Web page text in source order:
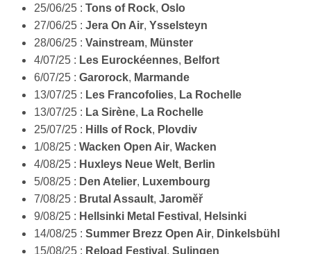
25/06/25 : Tons of Rock, Oslo
27/06/25 : Jera On Air, Ysselsteyn
28/06/25 : Vainstream, Münster
4/07/25 : Les Eurockéennes, Belfort
6/07/25 : Garorock, Marmande
13/07/25 : Les Francofolies, La Rochelle
13/07/25 : La Sirène, La Rochelle
25/07/25 : Hills of Rock, Plovdiv
1/08/25 : Wacken Open Air, Wacken
4/08/25 : Huxleys Neue Welt, Berlin
5/08/25 : Den Atelier, Luxembourg
7/08/25 : Brutal Assault, Jaroměř
9/08/25 : Hellsinki Metal Festival , Helsinki
14/08/25 : Summer Brezz Open Air, Dinkelsbühl
15/08/25 : Reload Festival , Sulingen